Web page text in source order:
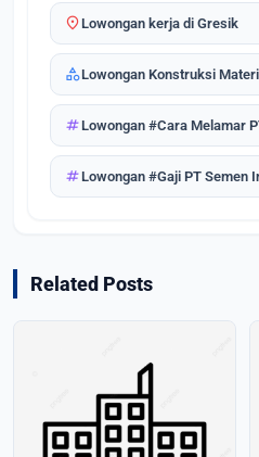
location_onLowongan kerja di Gresik
categoryLowongan Konstruksi
tagLowongan #Cara Melamar
tagLowongan #Gaji PT Semen
Related Posts